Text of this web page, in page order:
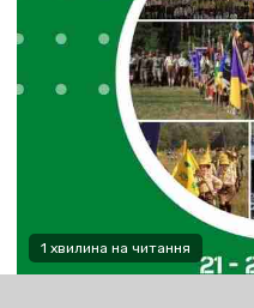
1 хвилина на читання